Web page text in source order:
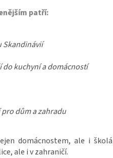
patří:
Skandinávií
do kuchyní a domácností
dům a zahradu
domácnostem, ale i
ale i v zahraničí.